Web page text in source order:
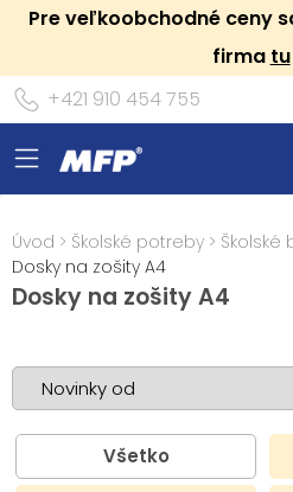
Pre veľkoobchodné ceny
firma tu
+421 910 454 755
Úvod > Školské potreby > Školské
Dosky na zošity A4
Dosky na zošity A4
Všetko